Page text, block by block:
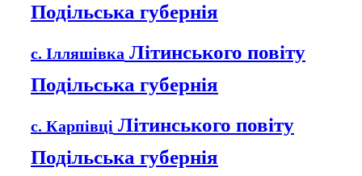
Подільська губернія
с. Ілляшівка Літинського повіту
Подільська губернія
с. Карпівці Літинського повіту
Подільська губернія